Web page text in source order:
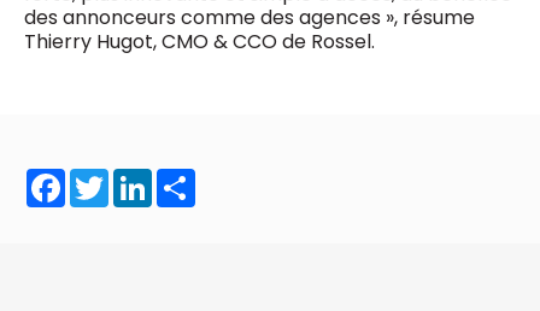
des annonceurs comme des agences », résume
Thierry Hugot, CMO & CCO de Rossel.
Facebook
TwitterLinkedIn